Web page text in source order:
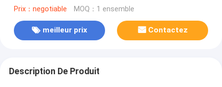
Prix：negotiable MOQ：1 ensemble
meilleur prix Contactez
Description De Produit